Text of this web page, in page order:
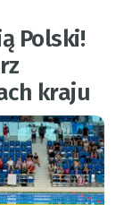
Polski!
kraju